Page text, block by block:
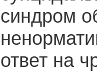
синдром
ответ на